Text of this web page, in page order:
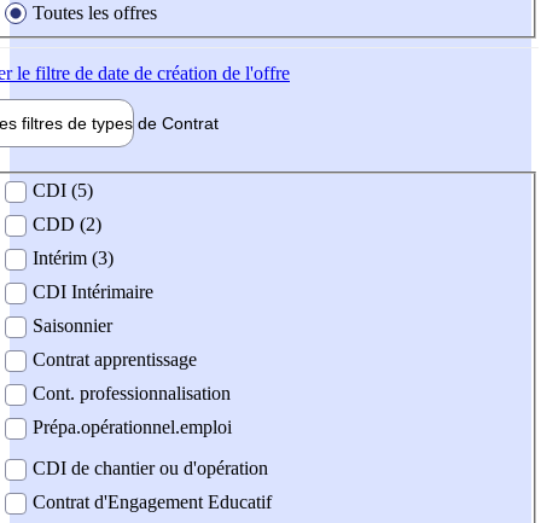
Toutes les offres
le filtre de date de création de l'offre
filtres de types de Contrat
contrat
CDI (5)
CDD (2)
Intérim (3)
CDI Intérimaire
Saisonnier
Contrat apprentissage
Cont. professionnalisation
Prépa.opérationnel.emploi
CDI de chantier ou d'opération
Contrat d'Engagement Educatif